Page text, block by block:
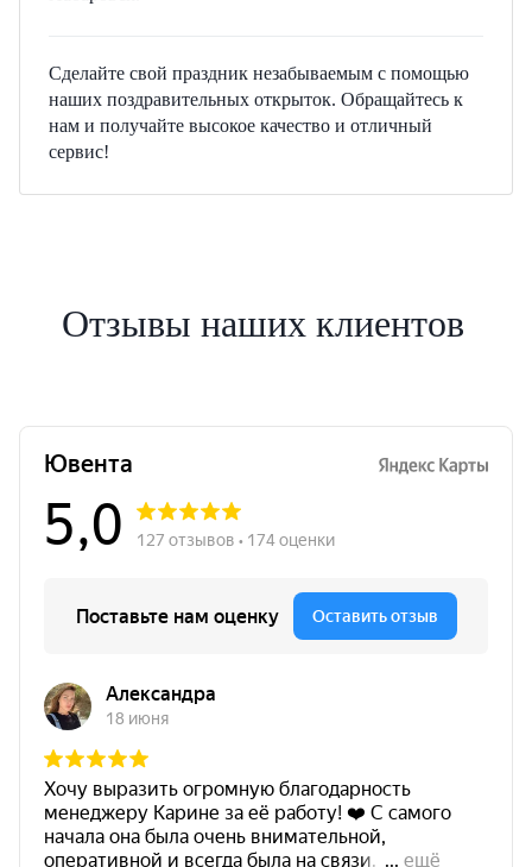
Сделайте свой праздник незабываемым с помощью
наших поздравительных открыток. Обращайтесь к
нам и получайте высокое качество и отличный
сервис!
Отзывы наших клиентов